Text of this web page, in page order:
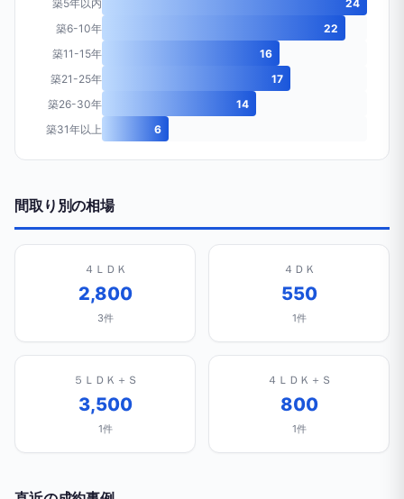
築5年以内
24
築6-10年
22
築11-15年
16
築21-25年
17
築26-30年
14
築31年以上
6
間取り別の相場
４ＬＤＫ
2,800
3件
４ＤＫ
550
1件
５ＬＤＫ＋Ｓ
3,500
1件
４ＬＤＫ＋Ｓ
800
1件